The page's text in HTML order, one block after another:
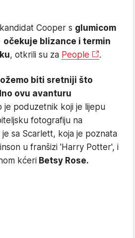
Cooper s glumicom
očekuje blizance i termin
, otkrili su za People .
biti sretniji što
ovu avanturu
je poduzetnik koji je lijepu
fotografiju na
sa Scarlett, koja je poznata
u franšizi 'Harry Potter', i
kćeri Betsy Rose.